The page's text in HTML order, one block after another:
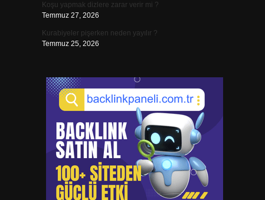
Koşu yapmak dizlere zarar verir mi ?
Temmuz 27, 2026
Kurabiyeler pişerken neden yayılır ?
Temmuz 25, 2026